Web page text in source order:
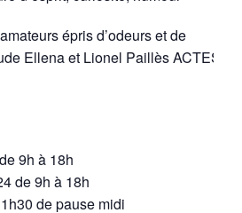
épris d’odeurs et de
Ellena et Lionel Paillès ACTES
9h à 18h
de 9h à 18h
de pause midi